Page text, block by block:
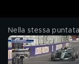
Nella stessa puntata